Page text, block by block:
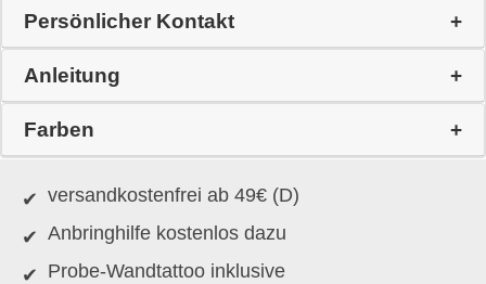
Persönlicher Kontakt
Anleitung
Farben
versandkostenfrei ab 49€ (D)
Anbringhilfe kostenlos dazu
Probe-Wandtattoo inklusive